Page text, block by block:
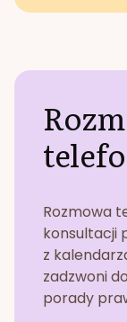
Rozmowa
konsultacji
z
zadzwoni
porady